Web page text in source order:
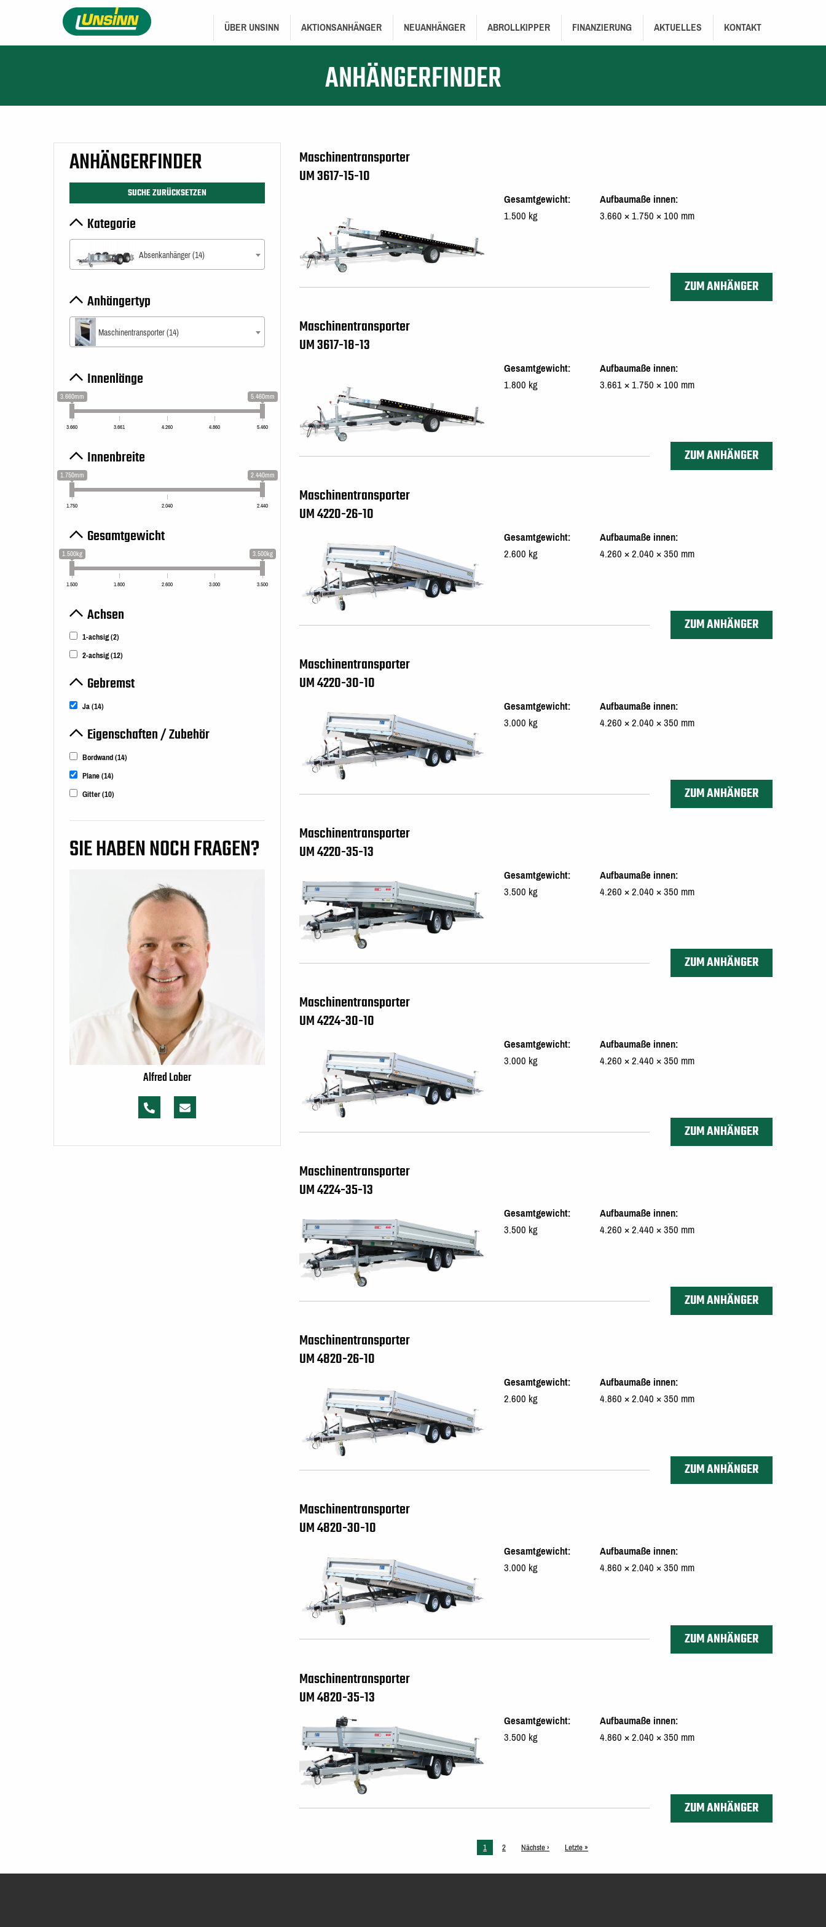
Inhalt
HAUPTNAVIGATION
ÜBER UNSINN AKTIONSANHÄNGER NEUANHÄNGER ABROLLKIPPER FINANZIERUNG AKTUELLES KONTAKT
ANHÄNGERFINDER
Maschinentransporter
UM 3617-15-10
Gesamtgewicht
1.500 kg
Aufbaumaße innen
3.660 × 1.750 × 100 mm
ZUM ANHÄNGER
Maschinentransporter
UM 3617-18-13
Gesamtgewicht
1.800 kg
Aufbaumaße innen
3.661 × 1.750 × 100 mm
ZUM ANHÄNGER
Maschinentransporter
UM 4220-26-10
Gesamtgewicht
2.600 kg
Aufbaumaße innen
4.260 × 2.040 × 350 mm
ZUM ANHÄNGER
Maschinentransporter
UM 4220-30-10
Gesamtgewicht
3.000 kg
Aufbaumaße innen
4.260 × 2.040 × 350 mm
ZUM ANHÄNGER
Maschinentransporter
UM 4220-35-13
Gesamtgewicht
3.500 kg
Aufbaumaße innen
4.260 × 2.040 × 350 mm
ZUM ANHÄNGER
Maschinentransporter
UM 4224-30-10
Gesamtgewicht
3.000 kg
Aufbaumaße innen
4.260 × 2.440 × 350 mm
ZUM ANHÄNGER
Maschinentransporter
UM 4224-35-13
Gesamtgewicht
3.500 kg
Aufbaumaße innen
4.260 × 2.440 × 350 mm
ZUM ANHÄNGER
Maschinentransporter
UM 4820-26-10
Gesamtgewicht
2.600 kg
Aufbaumaße innen
4.860 × 2.040 × 350 mm
ZUM ANHÄNGER
Maschinentransporter
UM 4820-30-10
Gesamtgewicht
3.000 kg
Aufbaumaße innen
4.860 × 2.040 × 350 mm
ZUM ANHÄNGER
Maschinentransporter
UM 4820-35-13
Gesamtgewicht
3.500 kg
Aufbaumaße innen
4.860 × 2.040 × 350 mm
ZUM ANHÄNGER
Aktuelle
Seite
1 Seite
2
Nächste
Nächste ›
Letzte
Letzte »
ANHÄNGERFINDER
SUCHE ZURÜCKSETZEN
Kategorie
Absenkanhänger (14)
Anhängertyp
Maschinentransporter (14)
Innenlänge
3.660mm 5.460mm
3.660 3.661 4.260 4.860 5.460
Innenbreite
1.750mm 2.440mm
1.750 2.040 2.440
Gesamtgewicht
1.500kg 3.500kg
1.500 1.800 2.600 3.000 3.500
Achsen
1-achsig(2)
2-achsig(12)
Gebremst
Ja(14)
Eigenschaften / Zubehör
Bordwand(14)
Plane(14)
Gitter(10)
SIE HABEN NOCH FRAGEN?
Alfred Lober